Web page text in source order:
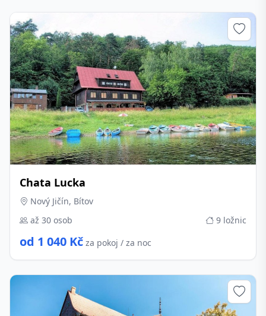
Chata Lucka
Nový Jičín, Bítov
až 30 osob
9 ložnic
od 1 040 Kč za pokoj / za noc